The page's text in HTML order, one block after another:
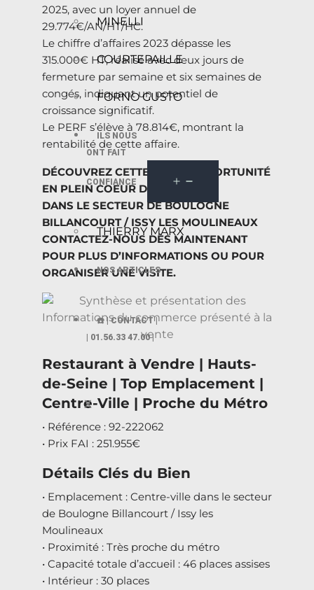
MINELLI
COURTEPAILLE
FORNO GUSTO
ILS NOUS
ONT FAIT
CONFIANCE
THIERRY MARX
NOS ARTICLES
☎️ | CONTACT |
| 01.56.33 47.00 |
X
2025, avec un loyer annuel de
29.774€/AN/HT/HC.
Le chiffre d’affaires 2023 dépasse les
315.000€ HT, réalisé avec deux jours de
fermeture par semaine et six semaines de
congés, indiquant un potentiel de
croissance significatif.
Le PERF s’élève à 78.814€, montrant la
rentabilité de cette affaire.
DÉCOUVREZ CETTE BELLE OPPORTUNITÉ
EN PLEIN COEUR DE VILLE
DANS LE SECTEUR DE BOULOGNE
BILLANCOURT / ISSY LES MOULINEAUX
CONTACTEZ-NOUS DÈS MAINTENANT
POUR PLUS D’INFORMATIONS OU POUR
ORGANISER UNE VISITE.
Restaurant à Vendre | Hauts-
de-Seine | Top Emplacement |
Centre-Ville | Proche du Métro
• Référence : 92-222062
• Prix FAI : 251.955€
Détails Clés du Bien
• Emplacement : Centre-ville dans le secteur
de Boulogne Billancourt / Issy les
Moulineaux
• Proximité : Très proche du métro
• Capacité totale d’accueil : 46 places assises
• Intérieur : 30 places